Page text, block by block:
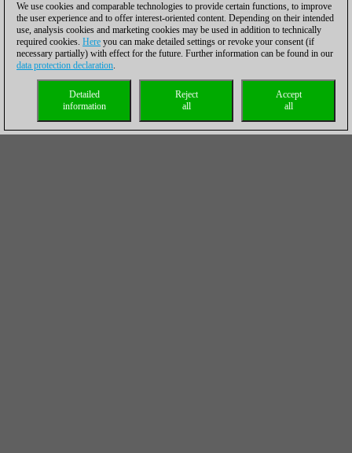
We use cookies and comparable technologies to provide certain functions, to improve
the user experience and to offer interest-oriented content. Depending on their intended
use, analysis cookies and marketing cookies may be used in addition to technically
required cookies. Here you can make detailed settings or revoke your consent (if
necessary partially) with effect for the future. Further information can be found in our
data protection declaration.
Accept
all
Reject
all
Detailed
information